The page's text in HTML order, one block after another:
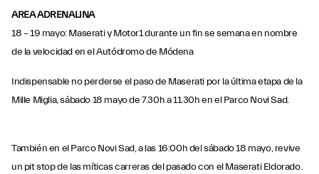
AREA ADRENALINA
18 – 19 mayo: Maserati y Motor1 durante un fin se semana en nombre
de la velocidad en el Autódromo de Módena
Indispensable no perderse el paso de Maserati por la última etapa de la
Mille Miglia, sábado 18 mayo de 7.30h a 11.30h en el Parco Novi Sad.
También en el Parco Novi Sad, a las 16:00h del sábado 18 mayo, revive
un pit stop de las míticas carreras del pasado con el Maserati Eldorado.